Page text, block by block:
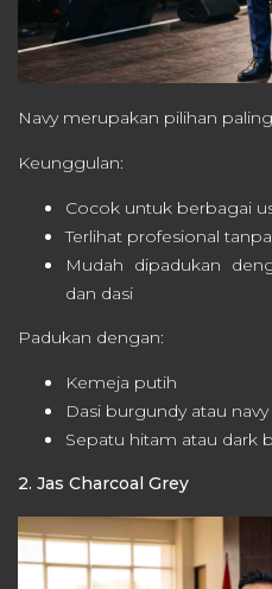
Navy merupakan pilihan
Keunggulan:
Cocok untuk berbagai
Terlihat profesional
Mudah dipadukan
dan dasi
Padukan dengan:
Kemeja putih
Dasi burgundy atau navy
Sepatu hitam atau dark
2. Jas Charcoal Grey